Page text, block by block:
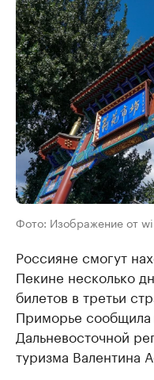
Фото: Изображение от
Россияне смогут
Пекине несколько
билетов в третьи
Приморье сообщила
Дальневосточной
туризма Валентина